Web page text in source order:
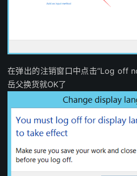
在弹出的注销窗口中点击“Log off
岳父换货就OK了